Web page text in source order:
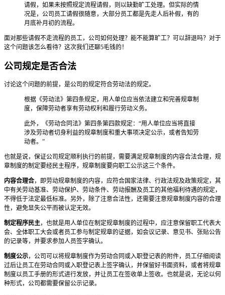
请假，如果未按照规定流程请假，则以缺勤旷工处理。但实际的情
况是，公司员工请假很随意，大部分员工都是先走人后补假，有的
月底补月初的流程。
面对那些请假不走流程的员工，公司如何处理？能不能算旷工？可以辞退吗？对于
这个问题该怎么看待？这次我们还聊5毛钱的！
公司规定是否合法
讨论这个问题的前提，是公司的规定符合劳动法的规定。
根据《劳动法》第四条规定，用人单位应当依法建立和完善规章制
度，保障劳动者享有劳动权利和履行劳动义务。
此外，《劳动合同法》第四条第四款规定：“用人单位应当将直接
涉及劳动者切身利益的规章制度和重大事项决定公示，或者告知劳
动者。”
也就是说，保证公司规定顺利执行的前提，需要满足规章制度的内容合法合理，规
章制度的制定要经民主程序，规章制度要向职工公示这三个条件。
内容合理合，即劳动规章制度的内容，应符合国家法律、行政法规及政策规定，其
中有关劳动基准、劳动保护、劳动条件、劳动报酬及员工的其他福利待遇的规定，
不得低于法定最低标准。另外，除了注意合法性，还需要注意规章制度内容的合理
性，避免显失公平而被认定无效。
制定程序民主，也就是用人单位在制定规章制度的过程中，应注意保留职工代表大
会、全体职工大会或者员工参与制定规章的证据，如会议记录、意见书、张贴公告
的记录等，并要求参加人员签字确认。
制度公示，公司可以将规章制度作为劳动合同或入职登记表的附件，员工仔细阅读
过后让员工在劳动合同或入职登记表上签字确认，并保留好书面资料，或者将规章
制度以员工手册的形式进行发放，并让员工在签收单上签收。也就是说，无论以何
种形式，公司都需要保留公示记录。